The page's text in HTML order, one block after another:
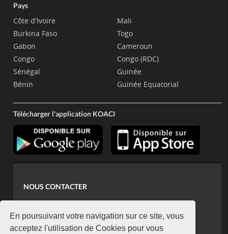
En poursuivant votre navigation sur ce site, vous
acceptez l'utilisation de Cookies pour vous
Pays
Côte d'Ivoire
Burkina Faso
Gabon
Congo
Sénégal
Bénin
Mali
Togo
Cameroun
Congo (RDC)
Guinée
Guinée Equatorial
Télécharger l'application KOACI
NOUS CONTACTER
koaci@yahoo.fr
+225 07 08 85 52 93